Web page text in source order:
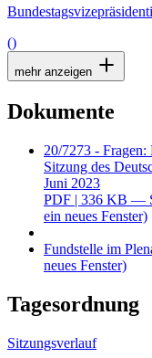
()
mehr anzeigen
Dokumente
20/7273 - Fragen:
Sitzung des
Juni 2023
PDF | 336 KB —
ein neues Fenster)
Fundstelle im
neues Fenster)
Tagesordnung
Sitzungsverlauf